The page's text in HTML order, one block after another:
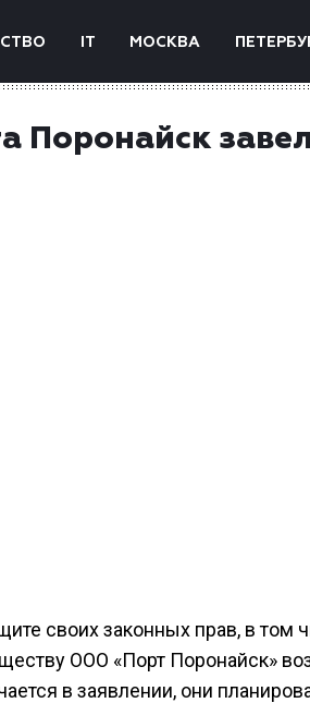
IT МОСКВА
Поронайск
своих законных прав, в том
ООО «Порт Поронайск»
в заявлении, они